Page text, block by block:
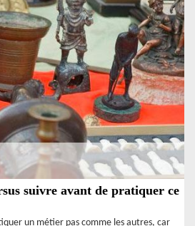
suivre avant de pratiquer ce
un métier pas comme les autres, car